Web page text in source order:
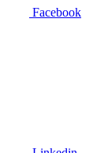
Facebook